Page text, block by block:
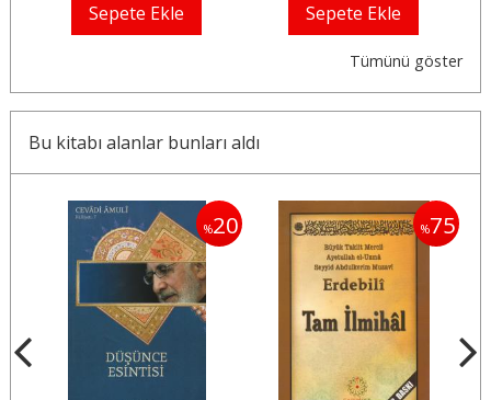
Sepete Ekle
Sepete Ekle
Tümünü göster
Bu kitabı alanlar bunları aldı
%20 %75